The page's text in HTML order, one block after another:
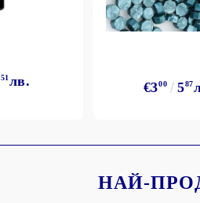
Моят профил
51лв. €300 587
НАЙ-